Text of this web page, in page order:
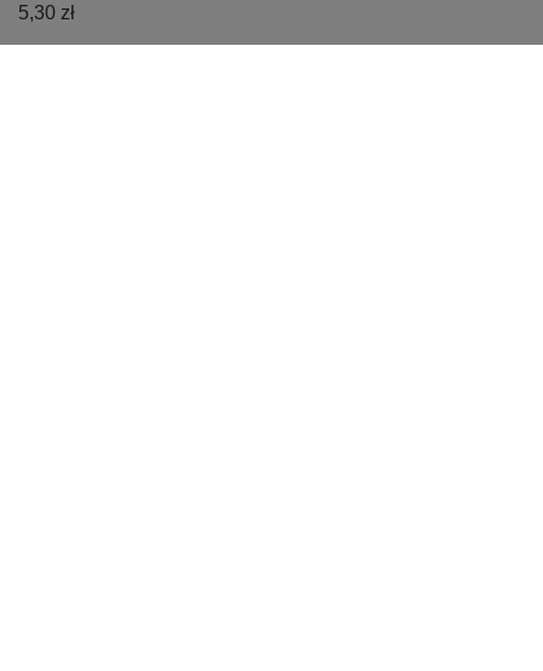
5,30 zł